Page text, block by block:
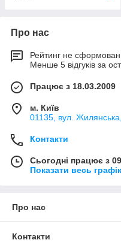
Про нас
Рейтинг не
Менше 5 відгуків за
Працює з 18.03.2009
м. Київ
01135, вул.
Контакти
Сьогодні працює з
Показати весь
Про нас
Контакти